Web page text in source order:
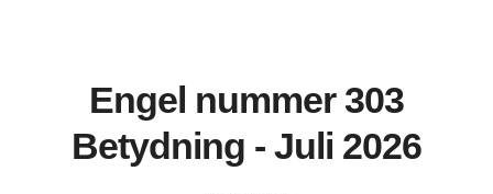
Engel nummer 303
Betydning - Juli 2026